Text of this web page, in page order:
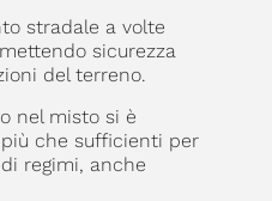
stradale a volte
sicurezza
del terreno.
nel misto si è
che sufficienti per
regimi, anche